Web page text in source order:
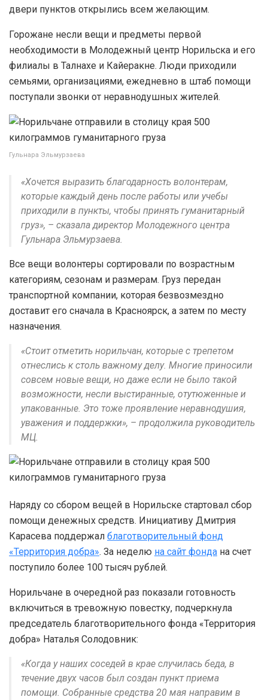
двери пунктов открылись всем желающим.
Горожане несли вещи и предметы первой
необходимости в Молодежный центр Норильска и его
филиалы в Талнахе и Кайеракне. Люди приходили
семьями, организациями, ежедневно в штаб помощи
поступали звонки от неравнодушных жителей.
Гульнара Эльмурзаева
«Хочется выразить благодарность волонтерам,
которые каждый день после работы или учебы
приходили в пункты, чтобы принять гуманитарный
груз», – сказала директор Молодежного центра
Гульнара Эльмурзаева.
Все вещи волонтеры сортировали по возрастным
категориям, сезонам и размерам. Груз передан
транспортной компании, которая безвозмездно
доставит его сначала в Красноярск, а затем по месту
назначения.
«Стоит отметить норильчан, которые с трепетом
отнеслись к столь важному делу. Многие приносили
совсем новые вещи, но даже если не было такой
возможности, несли выстиранные, отутюженные и
упакованные. Это тоже проявление неравнодушия,
уважения и поддержки», – продолжила руководитель
МЦ.
Наряду со сбором вещей в Норильске стартовал сбор
помощи денежных средств. Инициативу Дмитрия
Карасева поддержал благотворительный фонд
«Территория добра». За неделю на сайт фонда на счет
поступило более 100 тысяч рублей.
Норильчане в очередной раз показали готовность
включиться в тревожную повестку, подчеркнула
председатель благотворительного фонда «Территория
добра» Наталья Солодовник:
«Когда у наших соседей в крае случилась беда, в
течение двух часов был создан пункт приема
помощи. Собранные средства 20 мая направим в